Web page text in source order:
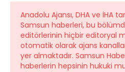
Anadolu Ajansı, DHA ve İHA
Samsun haberleri, bu
editörlerinin hiçbir editoryal
otomatik olarak ajans
yer almaktadır. Samsun
haberlerin hepsinin hukuki